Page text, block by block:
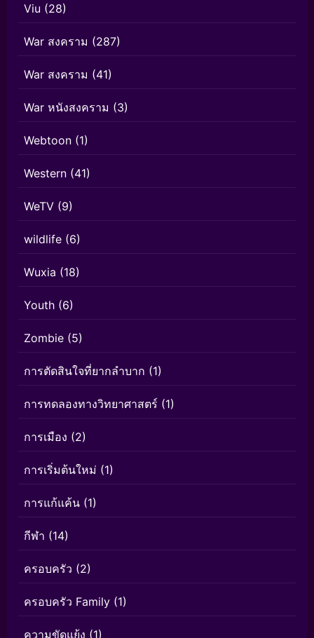
Viu (28)
War สงคราม (287)
War สงคราม (41)
War หนังสงคราม (3)
Webtoon (1)
Western (41)
WeTV (9)
wildlife (6)
Wuxia (18)
Youth (6)
Zombie (5)
การตัดสินใจที่ยากลำบาก (1)
การทดลองทางวิทยาศาสตร์ (1)
การเมือง (2)
การเริ่มต้นใหม่ (1)
การแก้แค้น (1)
กีฬา (14)
ครอบครัว (2)
ครอบครัว Family (1)
ความขัดแย้ง (1)